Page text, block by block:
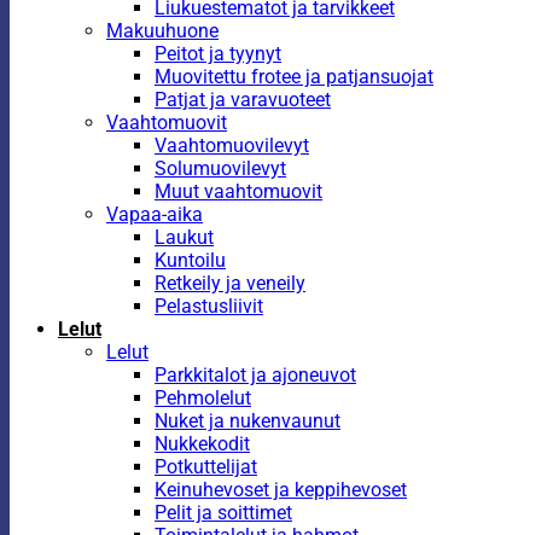
Liukuestematot ja tarvikkeet
Makuuhuone
Peitot ja tyynyt
Muovitettu frotee ja patjansuojat
Patjat ja varavuoteet
Vaahtomuovit
Vaahtomuovilevyt
Solumuovilevyt
Muut vaahtomuovit
Vapaa-aika
Laukut
Kuntoilu
Retkeily ja veneily
Pelastusliivit
Lelut
Lelut
Parkkitalot ja ajoneuvot
Pehmolelut
Nuket ja nukenvaunut
Nukkekodit
Potkuttelijat
Keinuhevoset ja keppihevoset
Pelit ja soittimet